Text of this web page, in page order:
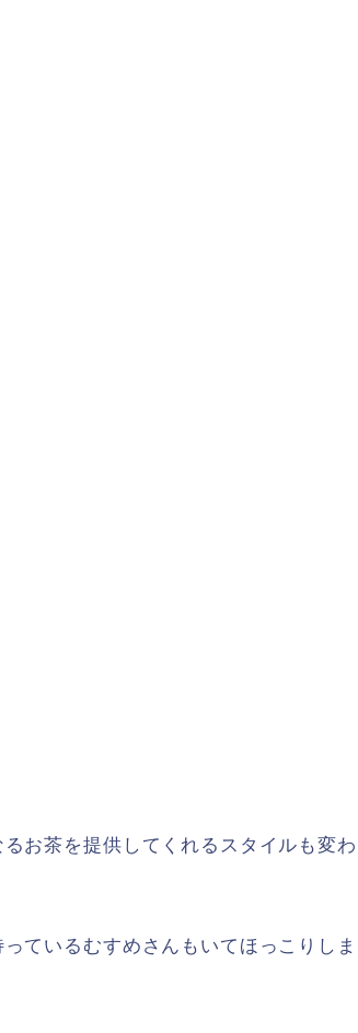
お茶を提供してくれるスタイルも変わ
ているむすめさんもいてほっこりしま